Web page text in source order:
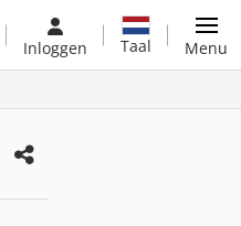
Inloggen Taal Menu